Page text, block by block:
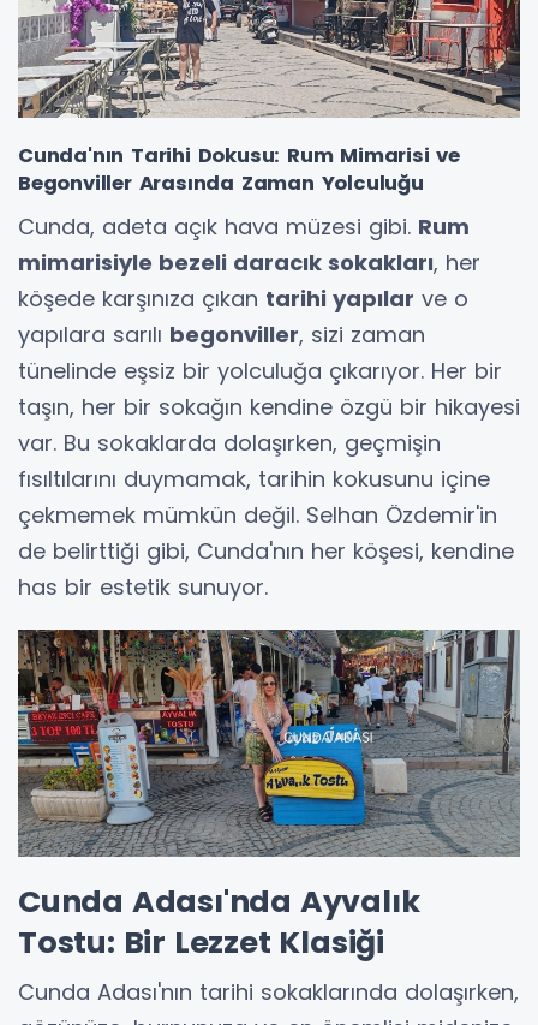
Cunda'nın Tarihi Dokusu: Rum Mimarisi ve
Begonviller Arasında Zaman Yolculuğu
Cunda, adeta açık hava müzesi gibi. Rum
mimarisiyle bezeli daracık sokakları, her
köşede karşınıza çıkan tarihi yapılar ve o
yapılara sarılı begonviller, sizi zaman
tünelinde eşsiz bir yolculuğa çıkarıyor. Her bir
taşın, her bir sokağın kendine özgü bir hikayesi
var. Bu sokaklarda dolaşırken, geçmişin
fısıltılarını duymamak, tarihin kokusunu içine
çekmemek mümkün değil. Selhan Özdemir'in
de belirttiği gibi, Cunda'nın her köşesi, kendine
has bir estetik sunuyor.
Cunda Adası'nda Ayvalık
Tostu: Bir Lezzet Klasiği
Cunda Adası'nın tarihi sokaklarında dolaşırken,